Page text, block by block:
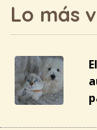
Lo más